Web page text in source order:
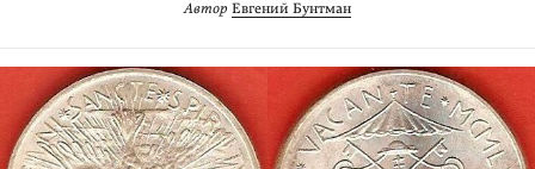
Автор Евгений Бунтман